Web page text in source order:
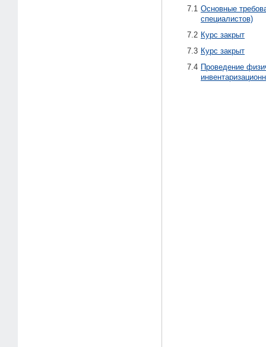
7.1 Основные
специалистов)
7.2 Курс закрыт
7.3 Курс закрыт
7.4 Проведение